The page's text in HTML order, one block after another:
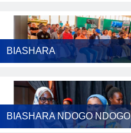
BIASHARA
BIASHARA NDOGO NDOGO